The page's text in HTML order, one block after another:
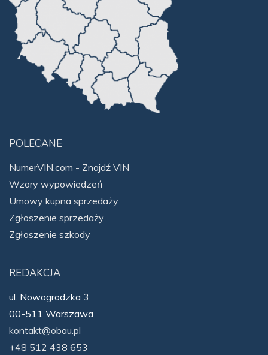
POLECANE
NumerVIN.com - Znajdź VIN
Wzory wypowiedzeń
Umowy kupna sprzedaży
Zgłoszenie sprzedaży
Zgłoszenie szkody
REDAKCJA
ul. Nowogrodzka 3
00-511 Warszawa
kontakt@obau.pl
+48 512 438 653